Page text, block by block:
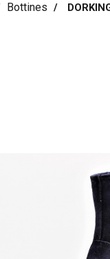
Bottines